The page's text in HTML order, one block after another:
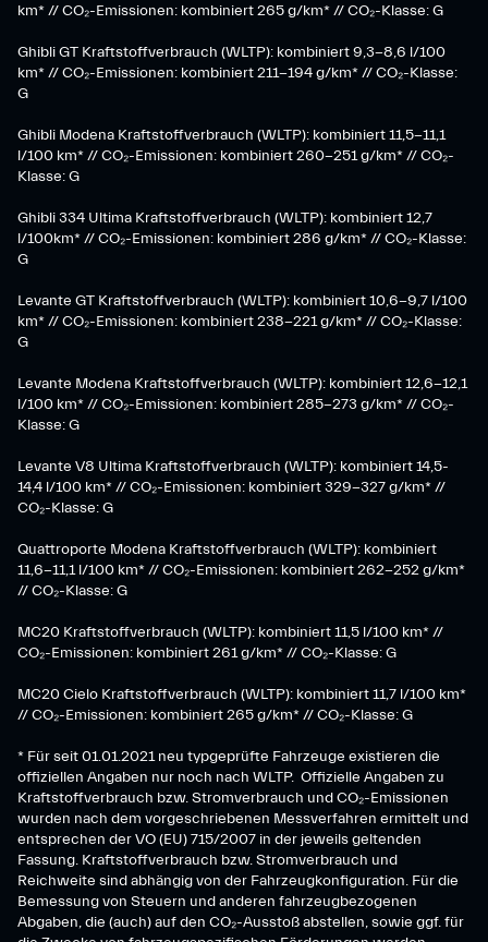
km* // CO₂-Emissionen: kombiniert 265 g/km* // CO₂-Klasse: G
Ghibli GT Kraftstoffverbrauch (WLTP): kombiniert 9,3-8,6 l/100
km* // CO₂-Emissionen: kombiniert 211-194 g/km* // CO₂-Klasse:
G
Ghibli Modena Kraftstoffverbrauch (WLTP): kombiniert 11,5-11,1
l/100 km* // CO₂-Emissionen: kombiniert 260-251 g/km*​ // CO₂-
Klasse: G​
Ghibli 334 Ultima Kraftstoffverbrauch (WLTP): kombiniert 12,7
l/100km* // CO₂-Emissionen: kombiniert 286 g/km* // CO₂-Klasse:
G
Levante GT Kraftstoffverbrauch (WLTP): kombiniert 10,6-9,7 l/100
km* // CO₂-Emissionen: kombiniert 238-221 g/km* ​// CO₂-Klasse:
G​
Levante Modena Kraftstoffverbrauch (WLTP): kombiniert 12,6-12,1
l/100 km* // CO₂-Emissionen: kombiniert 285-273 g/km*​ // CO₂-
Klasse: G
​Levante V8 Ultima Kraftstoffverbrauch (WLTP): kombiniert 14,5-
14,4 l/100 km* // CO₂-Emissionen: kombiniert 329-327 g/km* //
CO₂-Klasse: G
Quattroporte Modena Kraftstoffverbrauch (WLTP): kombiniert
11,6-11,1 l/100 km* // CO₂-Emissionen: kombiniert 262-252 g/km*
// CO₂-Klasse: G
MC20 Kraftstoffverbrauch (WLTP): kombiniert 11,5 l/100 km* //
CO₂-Emissionen: kombiniert 261 g/km* // CO₂-Klasse: G
MC20 Cielo Kraftstoffverbrauch (WLTP): kombiniert 11,7 l/100 km*
// CO₂-Emissionen: kombiniert 265 g/km* // CO₂-Klasse: G
* Für seit 01.01.2021 neu typgeprüfte Fahrzeuge existieren die
offiziellen Angaben nur noch nach WLTP. Offizielle Angaben zu
Kraftstoffverbrauch bzw. Stromverbrauch und CO₂-Emissionen
wurden nach dem vorgeschriebenen Messverfahren ermittelt und
entsprechen der VO (EU) 715/2007 in der jeweils geltenden
Fassung. Kraftstoffverbrauch bzw. Stromverbrauch und
Reichweite sind abhängig von der Fahrzeugkonfiguration. Für die
Bemessung von Steuern und anderen fahrzeugbezogenen
Abgaben, die (auch) auf den CO₂-Ausstoß abstellen, sowie ggf. für